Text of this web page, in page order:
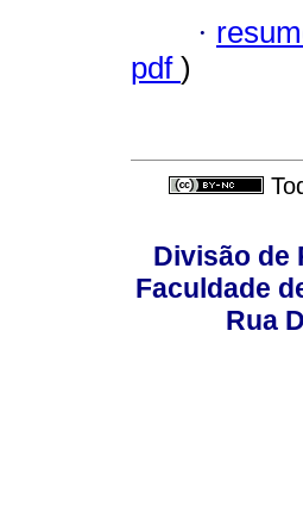
·
pdf )
Divisão de
Faculdade
Rua